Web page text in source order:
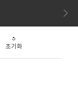
초기화